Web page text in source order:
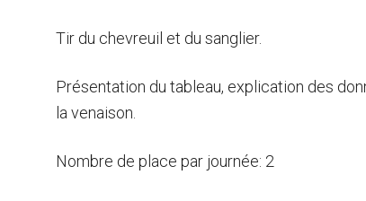
Tir du chevreuil et du sanglier.
Présentation du tableau, explication des
la venaison.
Nombre de place par journée: 2